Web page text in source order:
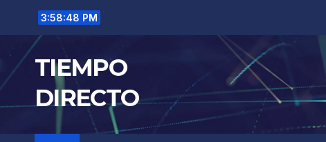
contenido
3:58:49 PM
TIEMPO
DIRECTO